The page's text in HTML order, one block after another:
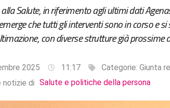
Salute, in riferimento agli ultimi dati
che tutti gli interventi sono in corso e
con diverse strutture già prossime
2025 11:17 Categorie: Giunta
di Salute e politiche della persona